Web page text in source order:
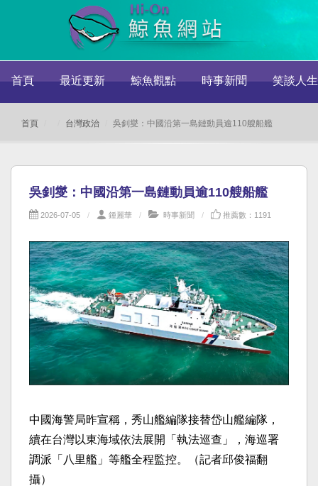
首頁 最近更新 鯨魚觀點 時事新聞 笑談人生
首頁 台灣政治 吳釗燮：中國沿第一島鏈動員逾110艘船艦
吳釗燮：中國沿第一島鏈動員逾110艘船艦
2026-07-05 鍾麗華 時事新聞 推薦數：1191
中國海警局昨宣稱，秀山艦編隊接替岱山艦編隊，
續在台灣以東海域依法展開「執法巡查」，海巡署
調派「八里艦」等艦全程監控。（記者邱俊福翻
攝）